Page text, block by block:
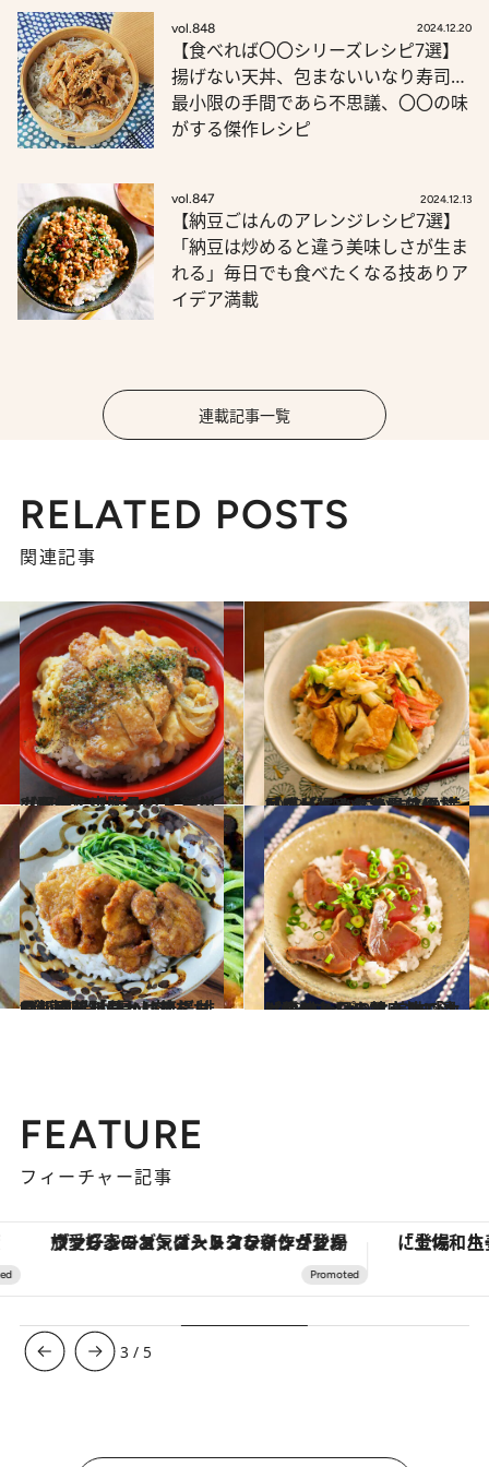
vol.848 2024.12.20
【食べれば〇〇シリーズレシピ7選】
揚げない天丼、包まないいなり寿司…
最小限の手間であら不思議、〇〇の味
がする傑作レシピ
vol.847 2024.12.13
【納豆ごはんのアレンジレシピ7選】
「納豆は炒めると違う美味しさが生ま
れる」毎日でも食べたくなる技ありア
イデア満載
連載記事一覧
RELATED POSTS
関連記事
2023.10.22
【画像】市販品のトンカツを使えば楽ちん！ 簡単カツ丼
グルメ 2023.5.15
【ボリュームたっぷり丼レシピ】 かにかま入り「キャベツきつね丼」 満足感が得られて胃に優しい！
グルメ
2023.4.28
“冷凍期間が長い肉”をおいしく！「豚ヒレ唐揚げ、豆苗あんかけ丼」 排骨飯に近い味わいでごはんが進む！
グルメ 2023.3.4
【疲れた日の即席丼レシピ】 さっぱりと美味「カツオのたたき丼」 カツオは醤油とバルサミコで漬けに
グルメ
FEATURE
フィーチャー記事
ヴァシュロン・コンスタンタン「オーヴァーシーズ・オートマティック」。旅愛好家のお気に入りコレクションから、ジェンダーレスな新作が登場
3 / 5